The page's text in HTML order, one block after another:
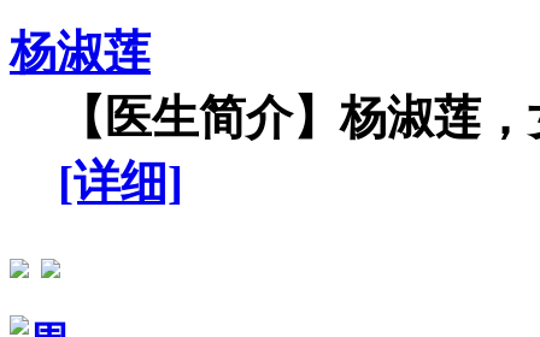
杨淑莲
【医生简介】杨淑莲
[详细]